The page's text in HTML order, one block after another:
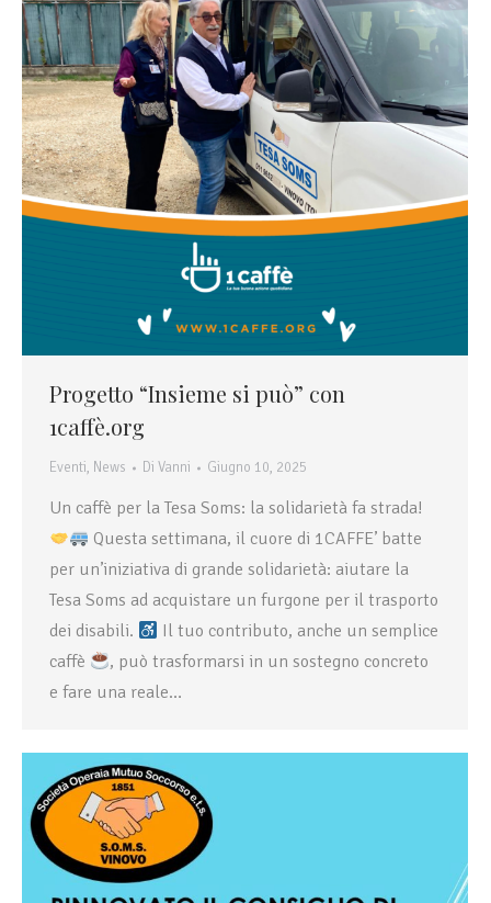
Progetto “Insieme si può” con
1caffè.org
Eventi, News Di Vanni Giugno 10, 2025
Un caffè per la Tesa Soms: la solidarietà fa strada!
Questa settimana, il cuore di 1CAFFE’ batte
per un’iniziativa di grande solidarietà: aiutare la
Tesa Soms ad acquistare un furgone per il trasporto
dei disabili.
Il tuo contributo, anche un semplice
caffè
, può trasformarsi in un sostegno concreto
e fare una reale…